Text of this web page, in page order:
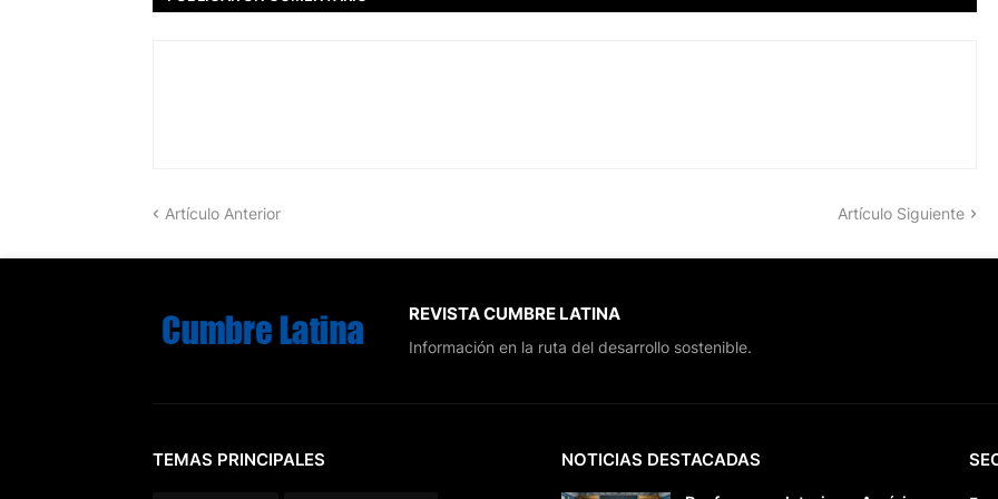
Artículo Anterior Artículo Siguiente
REVISTA CUMBRE LATINA
Información en la ruta del desarrollo sostenible.
TEMAS PRINCIPALES NOTICIAS DESTACADAS